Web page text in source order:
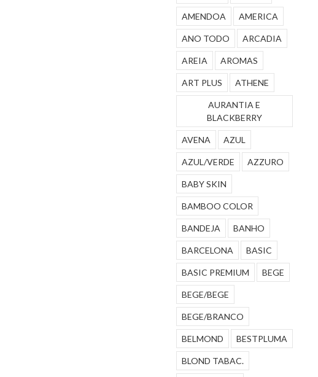
AMENDOA AMERICA
ANO TODO ARCADIA
AREIA AROMAS
ART PLUS ATHENE
AURANTIA E
BLACKBERRY
AVENA AZUL
AZUL/VERDE AZZURO
BABY SKIN
BAMBOO COLOR
BANDEJA BANHO
BARCELONA BASIC
BASIC PREMIUM BEGE
BEGE/BEGE
BEGE/BRANCO
BELMOND BESTPLUMA
BLOND TABAC.